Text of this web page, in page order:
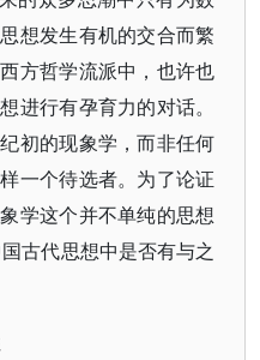
想发生有机的交合而繁
方哲学流派中，也许也
进行有孕育力的对话。
初的现象学，而非任何
一个待选者。为了论证
学这个并不单纯的思想
古代思想中是否有与之